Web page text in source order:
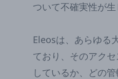
ついて不確実性が生
Eleosは、あらゆる
ており、そのアク
しているか、どの